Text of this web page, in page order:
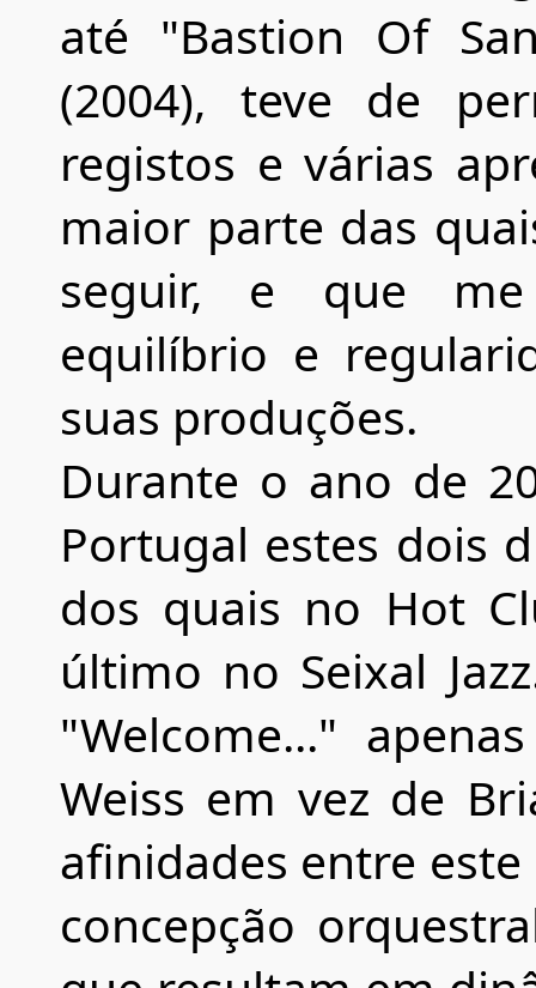
até "Bastion Of
(2004), teve de
registos e várias
maior parte das
seguir, e que
equilíbrio e
suas produções.
Durante o ano de
Portugal estes dois
dos quais no Hot
último no Seixal
"Welcome..."
Weiss em vez de
afinidades entre este
concepção